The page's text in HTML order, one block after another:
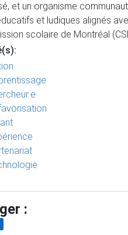
et un organisme
et ludiques alignés
scolaire de Montréal
: